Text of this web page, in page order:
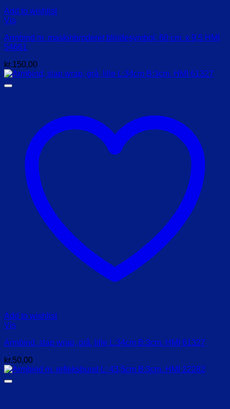
Add to wishlist
Vis
Armbind m. maskinbroderet blindesymbol, 60 cm. x 9,5 HMI
54661
kr.150,00
Add to wishlist
Vis
Armbind, slap wrap, grå, lille L:34cm B:3cm. HMI 61327
kr.50,00